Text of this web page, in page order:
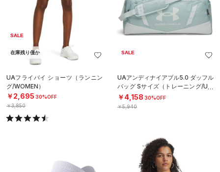
SALE
在庫残り僅か
UAフライバイ ショーツ（ランニン
グ/WOMEN）
￥2,695 30%OFF
￥3,850
SALE
UAアンディナイアブル5.0 ダッフル
バッグ Sサイズ（トレーニング/UNI
SEX）
￥4,158 30%OFF
￥5,940